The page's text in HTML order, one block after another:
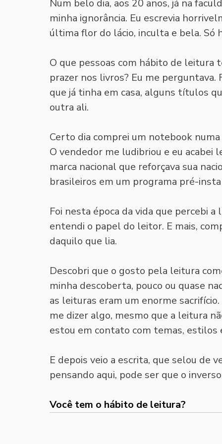
Num belo dia, aos 20 anos, já na
minha ignorância. Eu escrevia
última flor do lácio, inculta e bela. Só
O que pessoas com hábito de
prazer nos livros? Eu me
que já tinha em casa, alguns títulos
outra ali.
Certo dia comprei um notebook
O vendedor me ludibriou e eu acabei
marca nacional que reforçava sua
brasileiros em um programa pré-
Foi nesta época da vida que percebi
entendi o papel do leitor. E mais,
daquilo que lia.
Descobri que o gosto pela leitura
minha descoberta, pouco ou quase
as leituras eram um enorme
me dizer algo, mesmo que a leitura
estou em contato com temas, estilos
E depois veio a escrita, que selou de
pensando aqui, pode ser que o
Você tem o hábito de leitura?